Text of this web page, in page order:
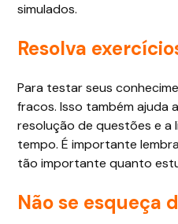
simulados.
Resolva
Para testar seus
fracos. Isso também ajuda
resolução de questões e a
tempo. É importante
tão importante quanto
Não se esqueça